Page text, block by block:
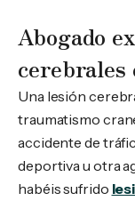
Abogado
cerebrales
Una lesión
traumatismo
accidente de
deportiva u otra
habéis sufrido